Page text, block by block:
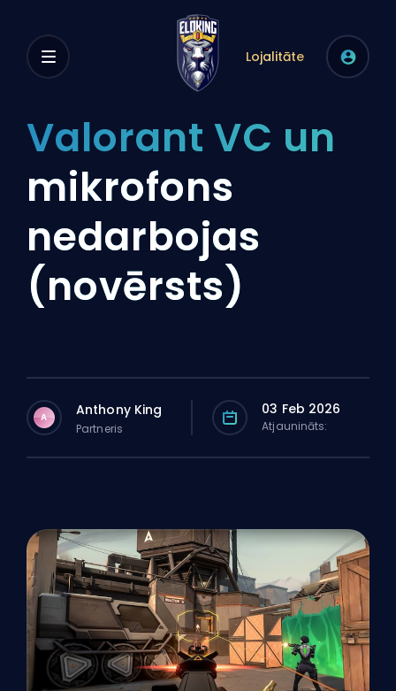
Lojalitāte
Valorant VC un
mikrofons
nedarbojas
(novērsts)
A Anthony King
Partneris
03 Feb 2026
Atjaunināts: